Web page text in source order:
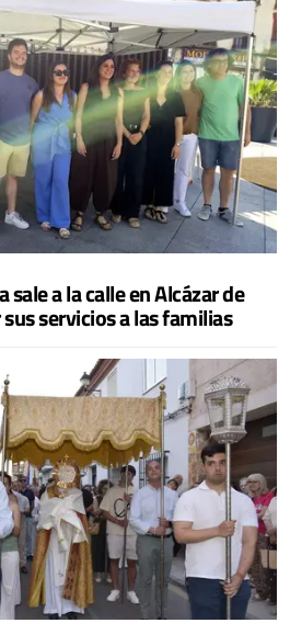
a la calle en Alcázar de
servicios a las familias